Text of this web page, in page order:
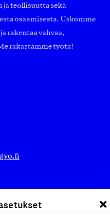
ja teollisuutta sekä
osaamisesta. Uskomme
rakentaa vahvaa,
rakastamme työtä!